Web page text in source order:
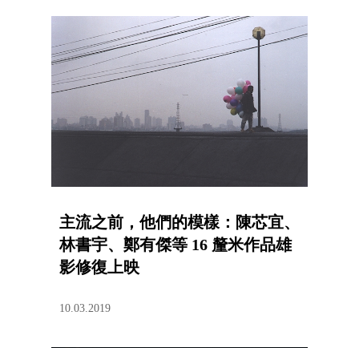
主流之前，他們的模樣：陳芯宜、
林書宇、鄭有傑等 16 釐米作品雄
影修復上映
10.03.2019